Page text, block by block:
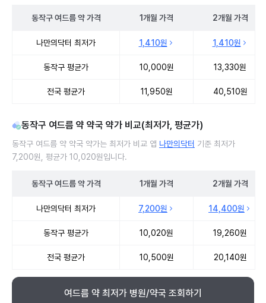
동작구 여드름 약가격 1개월 가격 2개월 가격
나만의닥터 최저가 1,410원 1,410원
동작구 평균가 10,000원 13,330원
전국 평균가 11,950원 40,510원
동작구 여드름 약 약국 약가 비교(최저가, 평균가)
동작구 여드름 약 약국 약가는 최저가 비교 앱 나만의닥터 기준 최저가
7,200원, 평균가 10,020원입니다.
동작구 여드름 약가격 1개월 가격 2개월 가격
나만의닥터 최저가 7,200원 14,400원
동작구 평균가 10,020원 19,260원
전국 평균가 10,500원 20,140원
여드름 약 최저가 병원/약국 조회하기